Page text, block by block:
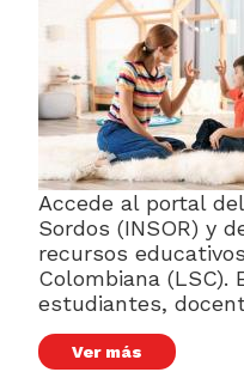
Accede al portal
Sordos (INSOR) y
recursos
Colombiana (LSC).
estudiantes,
Ver más